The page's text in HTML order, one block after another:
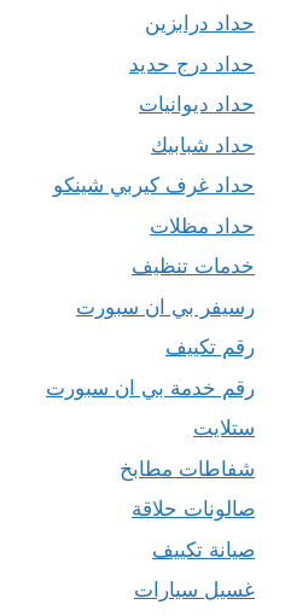
حداد درابزين
حداد درج حديد
حداد ديوانيات
حداد شبابيك
حداد غرف كيربي شينكو
حداد مظلات
خدمات تنظيف
رسيفر بي ان سبورت
رقم تكييف
رقم خدمة بي ان سبورت
ستلايت
شفاطات مطابخ
صالونات حلاقة
صيانة تكييف
غسيل سيارات